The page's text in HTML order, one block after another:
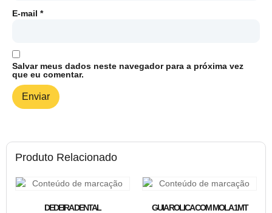
Produto Relacionado
DEDEIRA DENTAL GUIA ROLICA COM MOLA 1MT
E-mail *
Salvar meus dados neste navegador para a próxima vez
que eu comentar.